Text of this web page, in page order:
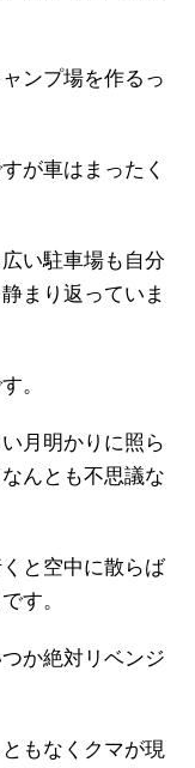
ンプ場を作るっ
が車はまったく
い駐車場も自分
まり返っていま
。
月明かりに照ら
んとも不思議な
と空中に散らば
す。
か絶対リベンジ
もなくクマが現